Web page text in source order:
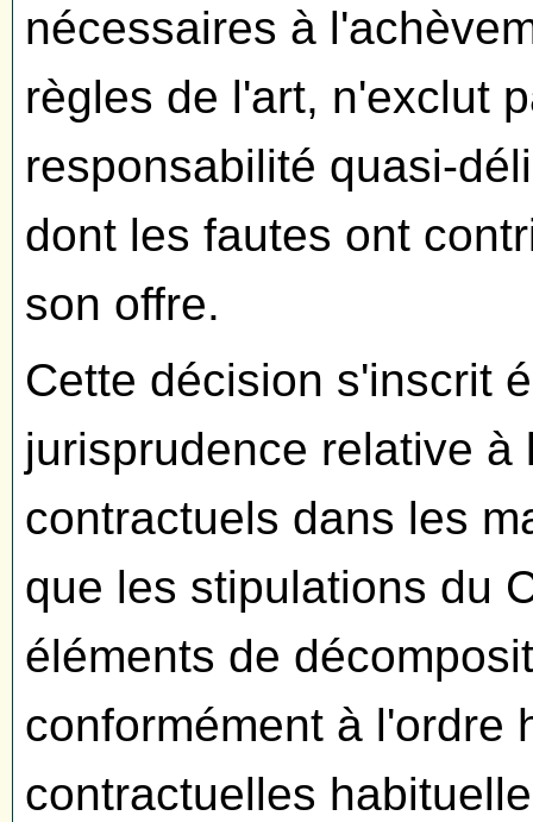
nécessaires à
règles de l'art, n'exclut
responsabilité quasi-
dont les fautes ont
son offre.
Cette décision s'inscrit
jurisprudence relative
contractuels dans les
que les stipulations du
éléments de
conformément à l'ordre
contractuelles